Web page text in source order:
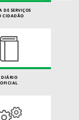
DE SERVIÇOS
CIDADÃO
DIÁRIO
OFICIAL